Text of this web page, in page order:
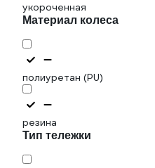
укороченная
Материал колеса
полиуретан (PU)
резина
Тип тележки